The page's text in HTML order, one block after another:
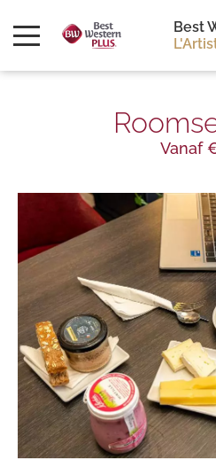
Best
Vanaf